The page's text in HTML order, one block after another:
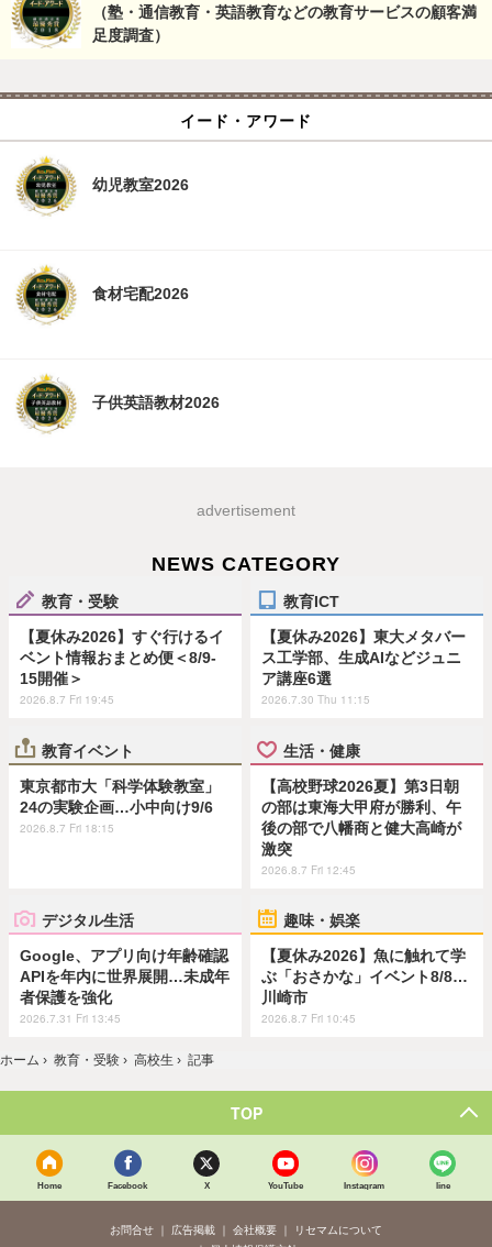
（塾・通信教育・英語教育などの教育サービスの顧客満
足度調査）
イード・アワード
幼児教室2026
食材宅配2026
子供英語教材2026
advertisement
NEWS CATEGORY
教育・受験
【夏休み2026】すぐ行けるイ
ベント情報おまとめ便＜8/9-
15開催＞
2026.8.7 Fri 19:45
教育ICT
【夏休み2026】東大メタバー
ス工学部、生成AIなどジュニ
ア講座6選
2026.7.30 Thu 11:15
教育イベント
東京都市大「科学体験教室」
24の実験企画…小中向け9/6
2026.8.7 Fri 18:15
生活・健康
【高校野球2026夏】第3日朝
の部は東海大甲府が勝利、午
後の部で八幡商と健大高崎が
激突
2026.8.7 Fri 12:45
デジタル生活
Google、アプリ向け年齢確認
APIを年内に世界展開…未成年
者保護を強化
2026.7.31 Fri 13:45
趣味・娯楽
【夏休み2026】魚に触れて学
ぶ「おさかな」イベント8/8…
川崎市
2026.8.7 Fri 10:45
ホーム › 教育・受験 › 高校生 › 記事
TOP
Home Facebook X YouTube Instagram line
お問合せ 広告掲載 会社概要
リセマムについて